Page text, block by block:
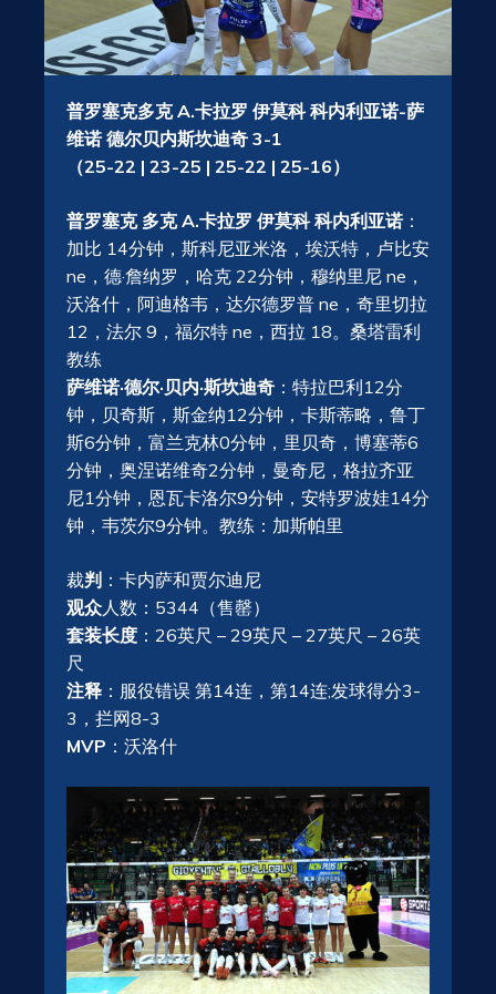
普罗塞克多克 A.卡拉罗 伊莫科 科内利亚诺-萨
维诺 德尔贝内斯坎迪奇 3-1
（25-22 | 23-25 | 25-22 | 25-16）
普罗塞克 多克 A.卡拉罗 伊莫科 科内利亚诺 ：
加比 14分钟，斯科尼亚米洛，埃沃特，卢比安
ne，德·詹纳罗，哈克 22分钟，穆纳里尼 ne，
沃洛什，阿迪格韦，达尔德罗普 ne，奇里切拉
12，法尔 9，福尔特 ne，西拉 18。桑塔雷利
教练
萨维诺·德尔·贝内·斯坎迪奇 ：特拉巴利12分
钟，贝奇斯，斯金纳12分钟，卡斯蒂略，鲁丁
斯6分钟，富兰克林0分钟，里贝奇，博塞蒂6
分钟，奥涅诺维奇2分钟，曼奇尼，格拉齐亚
尼1分钟，恩瓦卡洛尔9分钟，安特罗波娃14分
钟，韦茨尔9分钟。教练：加斯帕里
裁判 ：卡内萨和贾尔迪尼
观众人数：5344（售罄）
套装长度 ：26英尺 – 29英尺 – 27英尺 – 26英
尺
注释 ：服役错误 第14连，第14连;发球得分3-
3，拦网8-3
MVP ：沃洛什